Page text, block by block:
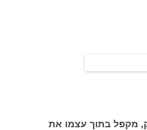
מקפל בתוך עצמו את